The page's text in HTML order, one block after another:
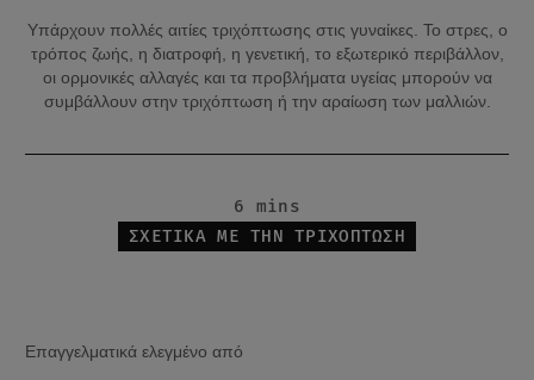
Υπάρχουν πολλές αιτίες τριχόπτωσης στις γυναίκες. Το στρες, ο
τρόπος ζωής, η διατροφή, η γενετική, το εξωτερικό περιβάλλον,
οι ορμονικές αλλαγές και τα προβλήματα υγείας μπορούν να
συμβάλλουν στην τριχόπτωση ή την αραίωση των μαλλιών.
ΣΧΕΤΙΚΑ ΜΕ ΤΗΝ ΤΡΙΧΟΠΤΩΣΗ
6 mins
Επαγγελματικά ελεγμένο από